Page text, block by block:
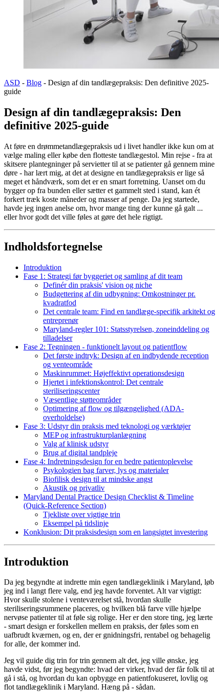
ASD - Blog - Design af din tandlægepraksis: Den definitive 2025-
guide
Design af din tandlægepraksis: Den
definitive 2025-guide
At føre en drømmetandlægepraksis ud i livet handler ikke kun om at
vælge maling eller købe den flotteste tandlægestol. Min rejse - fra at
skitsere plantegninger på servietter til at se patienter gå gennem mine
døre - har lært mig, at det at designe en tandlægepraksis er lige så
meget et håndværk, som det er en smart forretning. Uanset om du
bygger op fra bunden eller sætter et gammelt sted i stand, kan ét
forkert træk koste måneder og masser af penge. Da jeg startede,
havde jeg ingen anelse om, hvor mange ting der kunne gå galt ...
eller hvor godt det ville føles at gøre det hele rigtigt.
Indholdsfortegnelse
Introduktion
Fase 1: Strategi før byggeriet og samling af dit team
Definér din praksis' vision og niche
Budgettering af din udbygning: Omkostninger pr.
kvadratfod
Det centrale team: Find en tandlæge-specifik arkitekt og
entreprenør
Maryland-regler 101: Statsstyrelsen, zoneinddeling og
tilladelser
Fase 2: Tegningen - funktionelt layout og patientflow
Det første indtryk: Design af en indbydende reception
og venteområde
Maskinrummet: Højeffektivt operationsdesign
Hjertet i infektionskontrol: Det centrale
steriliseringscenter
Væsentlige støtteområder
Optimering af flow og tilgængelighed (ADA-
overholdelse)
Fase 3: Udstyr din praksis med teknologi og værktøjer
MEP og infrastrukturplanlægning
Valg af klinisk udstyr
Brug af digital tandpleje
Fase 4: Indretningsdesign for en bedre patientoplevelse
Psykologien bag farver, lys og materialer
Biofilisk design til at mindske angst
Akustik og privatliv
Maryland Dental Practice Design Checklist & Timeline
(Quick-Reference Section)
Tjekliste over vigtige trin
Eksempel på tidslinje
Konklusion: Dit praksisdesign som en langsigtet investering
Introduktion
Da jeg begyndte at indrette min egen tandlægeklinik i Maryland, løb
jeg ind i langt flere valg, end jeg havde forventet. Alt var vigtigt:
Hvor skulle stolene i venteværelset stå, hvordan skulle
steriliseringsrummene placeres, og hvilken blå farve ville hjælpe
nervøse patienter til at føle sig rolige. Her er den store ting, jeg lærte
- smart design er forskellen mellem en praksis, der føles som en
uafbrudt kværnen, og en, der er gnidningsfri, rentabel og behagelig
for alle, der kommer ind.
Jeg vil guide dig trin for trin gennem alt det, jeg ville ønske, jeg
havde vidst, før jeg begyndte: hvad der virker, hvad der får folk til at
gå i stå, og hvordan du kan opbygge en patientfokuseret, lovlig og
flot tandlægeklinik i Maryland. Hæng på - sådan.